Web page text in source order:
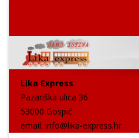
Lika Express
Pazariška ulica 36
53000 Gospić
email: info@lika-express.hr